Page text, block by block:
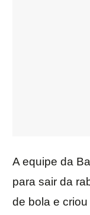
A equipe da
para sair da
de bola e